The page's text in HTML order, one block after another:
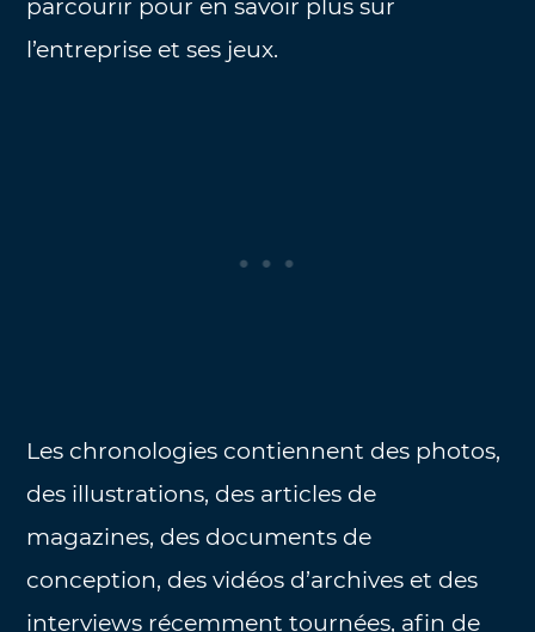
parcourir pour en savoir plus sur
l’entreprise et ses jeux.
Les chronologies contiennent des photos,
des illustrations, des articles de
magazines, des documents de
conception, des vidéos d’archives et des
interviews récemment tournées, afin de